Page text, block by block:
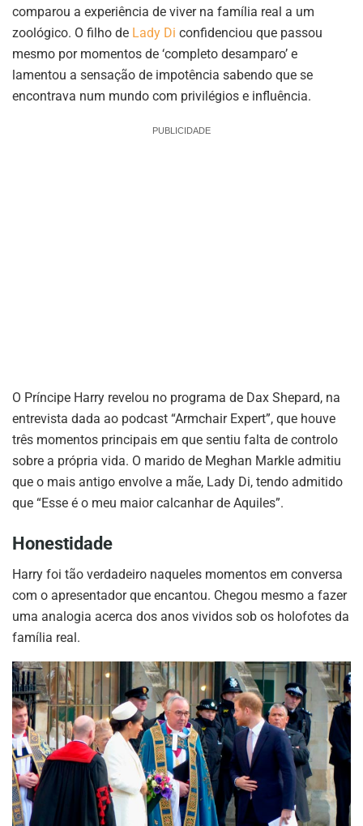
comparou a experiência de viver na família real a um
zoológico. O filho de Lady Di confidenciou que passou
mesmo por momentos de ‘completo desamparo’ e
lamentou a sensação de impotência sabendo que se
encontrava num mundo com privilégios e influência.
PUBLICIDADE
O Príncipe Harry revelou no programa de Dax Shepard, na
entrevista dada ao podcast “Armchair Expert”, que houve
três momentos principais em que sentiu falta de controlo
sobre a própria vida. O marido de Meghan Markle admitiu
que o mais antigo envolve a mãe, Lady Di, tendo admitido
que “Esse é o meu maior calcanhar de Aquiles”.
Honestidade
Harry foi tão verdadeiro naqueles momentos em conversa
com o apresentador que encantou. Chegou mesmo a fazer
uma analogia acerca dos anos vividos sob os holofotes da
família real.